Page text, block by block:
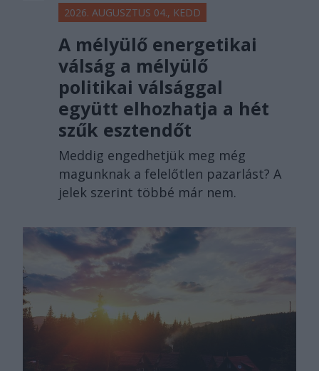
2026. AUGUSZTUS 04., KEDD
A mélyülő energetikai
válság a mélyülő
politikai válsággal
együtt elhozhatja a hét
szűk esztendőt
Meddig engedhetjük meg még
magunknak a felelőtlen pazarlást? A
jelek szerint többé már nem.